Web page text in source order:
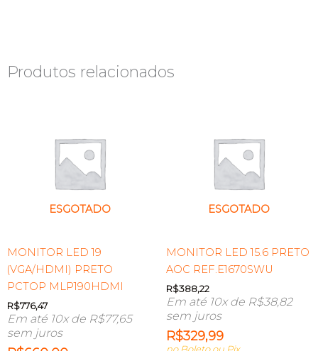
Produtos relacionados
ESGOTADO
MONITOR LED 19
(VGA/HDMI) PRETO
PCTOP MLP190HDMI
R$776,47
Em até 10x de R$77,65
sem juros
ESGOTADO
MONITOR LED 15.6 PRETO
AOC REF.E1670SWU
R$388,22
Em até 10x de R$38,82
sem juros
R$329,99